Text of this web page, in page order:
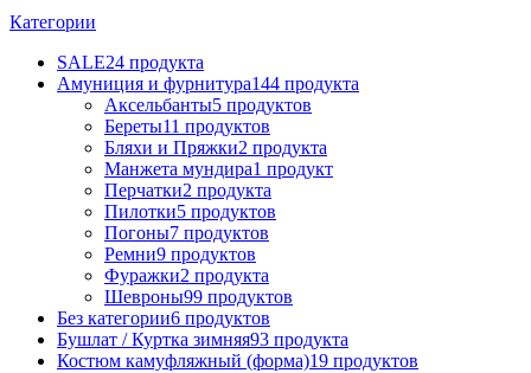
Категории
SALE24 продукта
Амуниция и фурнитура144 продукта
Аксельбанты5 продуктов
Береты11 продуктов
Бляхи и Пряжки2 продукта
Манжета мундира1 продукт
Перчатки2 продукта
Пилотки5 продуктов
Погоны7 продуктов
Ремни9 продуктов
Фуражки2 продукта
Шевроны99 продуктов
Без категории6 продуктов
Бушлат / Куртка зимняя93 продукта
Костюм камуфляжный (форма)19 продуктов